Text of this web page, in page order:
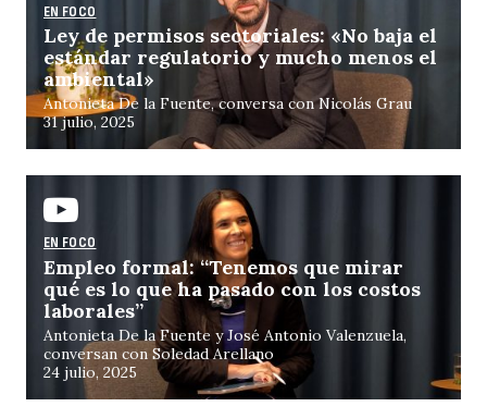
EN FOCO
Ley de permisos sectoriales: «No baja el
estándar regulatorio y mucho menos el
ambiental»
Antonieta De la Fuente, conversa con Nicolás Grau
31 julio, 2025
EN FOCO
Empleo formal: “Tenemos que mirar
qué es lo que ha pasado con los costos
laborales”
Antonieta De la Fuente y José Antonio Valenzuela,
conversan con Soledad Arellano
24 julio, 2025